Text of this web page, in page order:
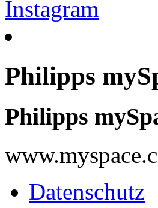
Philipps
Philipps
Datenschutz